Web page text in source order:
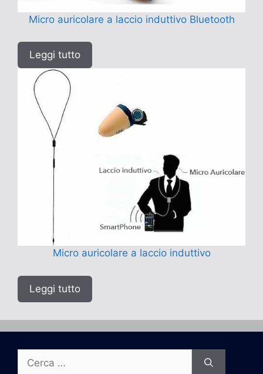
Micro auricolare a laccio induttivo Bluetooth
Leggi tutto
Micro auricolare a laccio induttivo
Leggi tutto
per: